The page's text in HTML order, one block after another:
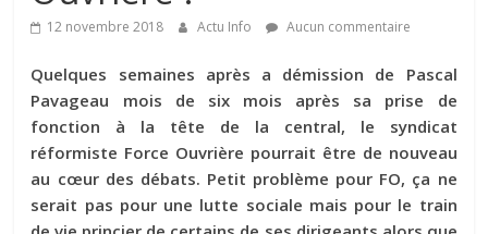
12 novembre 2018 Actu Info Aucun commentaire
Quelques semaines après a démission de Pascal
Pavageau mois de six mois après sa prise de
fonction à la tête de la central, le syndicat
réformiste Force Ouvrière pourrait être de nouveau
au cœur des débats. Petit problème pour FO, ça ne
serait pas pour une lutte sociale mais pour le train